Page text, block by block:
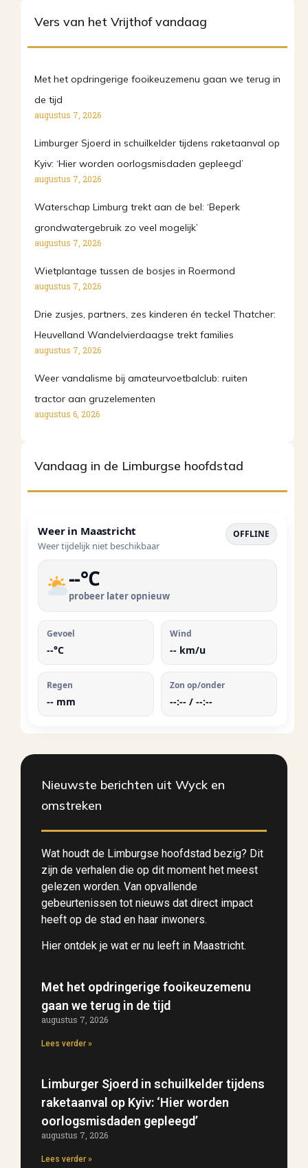
Vers van het Vrijthof vandaag
Met het opdringerige fooikeuzemenu gaan we terug in
de tijd
augustus 7, 2026
Limburger Sjoerd in schuilkelder tijdens raketaanval op
Kyiv: ‘Hier worden oorlogsmisdaden gepleegd’
augustus 7, 2026
Waterschap Limburg trekt aan de bel: ‘Beperk
grondwatergebruik zo veel mogelijk’
augustus 7, 2026
Wietplantage tussen de bosjes in Roermond
augustus 7, 2026
Drie zusjes, partners, zes kinderen én teckel Thatcher:
Heuvelland Wandelvierdaagse trekt families
augustus 7, 2026
Weer vandalisme bij amateurvoetbalclub: ruiten
tractor aan gruzelementen
augustus 6, 2026
Vandaag in de Limburgse hoofdstad
Weer in Maastricht
Weer tijdelijk niet beschikbaar
OFFLINE
--°C
probeer later opnieuw
Gevoel
--°C
Wind
-- km/u
Regen
-- mm
Zon op/onder
--:-- / --:--
Nieuwste berichten uit Wyck en
omstreken
Wat houdt de Limburgse hoofdstad bezig? Dit
zijn de verhalen die op dit moment het meest
gelezen worden. Van opvallende
gebeurtenissen tot nieuws dat direct impact
heeft op de stad en haar inwoners.
Hier ontdek je wat er nu leeft in Maastricht.
Met het opdringerige fooikeuzemenu
gaan we terug in de tijd
augustus 7, 2026
Lees verder »
Limburger Sjoerd in schuilkelder tijdens
raketaanval op Kyiv: ‘Hier worden
oorlogsmisdaden gepleegd’
augustus 7, 2026
Lees verder »